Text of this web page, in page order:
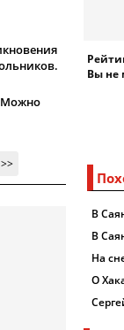
Можно
>>
Вы не
В
В
На
О